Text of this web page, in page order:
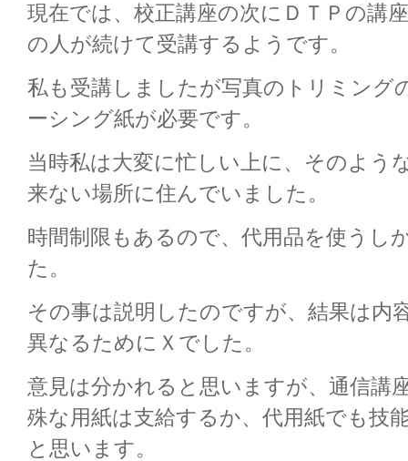
現在では、校正講座の次にＤＴＰの講
の人が続けて受講するようです。
私も受講しましたが写真のトリミング
ーシング紙が必要です。
当時私は大変に忙しい上に、そのよう
来ない場所に住んでいました。
時間制限もあるので、代用品を使うし
た。
その事は説明したのですが、結果は内
異なるためにＸでした。
意見は分かれると思いますが、通信講
殊な用紙は支給するか、代用紙でも技
と思います。